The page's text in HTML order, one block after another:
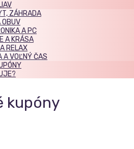
ZÁHRADA
OBUV
A PC
A KRÁSA
RELAX
A VOĽNÝ ČAS
kupóny